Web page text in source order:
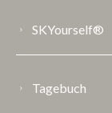
SKYourself®
Tagebuch